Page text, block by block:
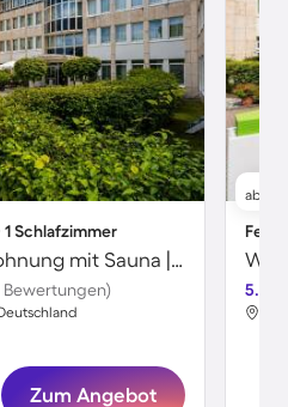
1 Schlafzimmer
Gemütliche Ferienwohnung mit Sauna | Perfekt für die Arbeit von Zuhause | Haustiere erlaubt
Bewertungen)
Zum Angebot
ab
5.0